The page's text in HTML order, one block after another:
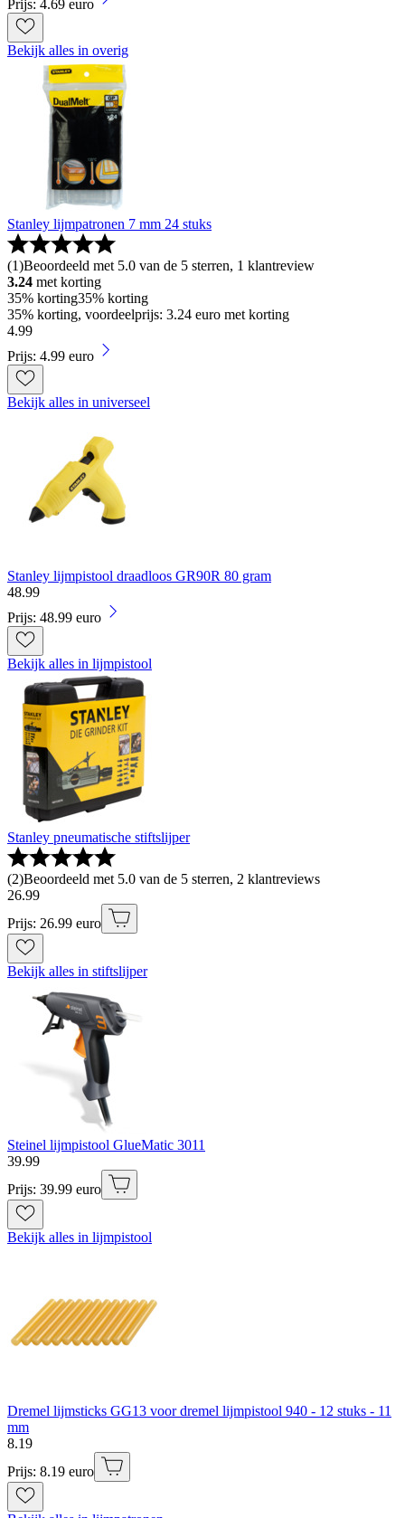
Prijs: 4.69 euro
Bekijk alles in overig
Stanley lijmpatronen 7 mm 24 stuks
(1)Beoordeeld met 5.0 van de 5 sterren, 1 klantreview
3.24 met korting
35% korting35% korting
35% korting, voordeelprijs: 3.24 euro met korting
4.99
Prijs: 4.99 euro
Bekijk alles in universeel
Stanley lijmpistool draadloos GR90R 80 gram
48.99
Prijs: 48.99 euro
Bekijk alles in lijmpistool
Stanley pneumatische stiftslijper
(2)Beoordeeld met 5.0 van de 5 sterren, 2 klantreviews
26.99
Prijs: 26.99 euro
Bekijk alles in stiftslijper
Steinel lijmpistool GlueMatic 3011
39.99
Prijs: 39.99 euro
Bekijk alles in lijmpistool
Dremel lijmsticks GG13 voor dremel lijmpistool 940 - 12 stuks - 11
mm
8.19
Prijs: 8.19 euro